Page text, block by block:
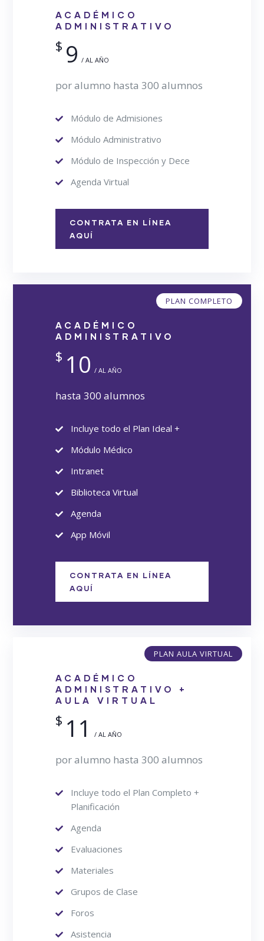
ACADÉMICO
ADMINISTRATIVO
$ 9 / AL AÑO
por alumno hasta 300 alumnos
Módulo de Admisiones
Módulo Administrativo
Módulo de Inspección y Dece
Agenda Virtual
CONTRATA EN LÍNEA
AQUÍ
PLAN COMPLETO
ACADÉMICO
ADMINISTRATIVO
$ 10 / AL AÑO
hasta 300 alumnos
Incluye todo el Plan Ideal +
Módulo Médico
Intranet
Biblioteca Virtual
Agenda
App Móvil
CONTRATA EN LÍNEA
AQUÍ
PLAN AULA VIRTUAL
ACADÉMICO
ADMINISTRATIVO +
AULA VIRTUAL
$ 11 / AL AÑO
por alumno hasta 300 alumnos
Incluye todo el Plan Completo +
Planificación
Agenda
Evaluaciones
Materiales
Grupos de Clase
Foros
Asistencia